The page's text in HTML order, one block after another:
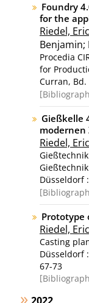
Foundry
for the
Riedel, Eric
Benjamin;
Procedia
for
Curran, Bd.
CIRP
Brunswick,
Gießkelle
Riedel, Eric
Düsseldorf
Tagung
08.-09. Mai
Prototype
Riedel, Eric
Casting
Düsseldorf
67-73